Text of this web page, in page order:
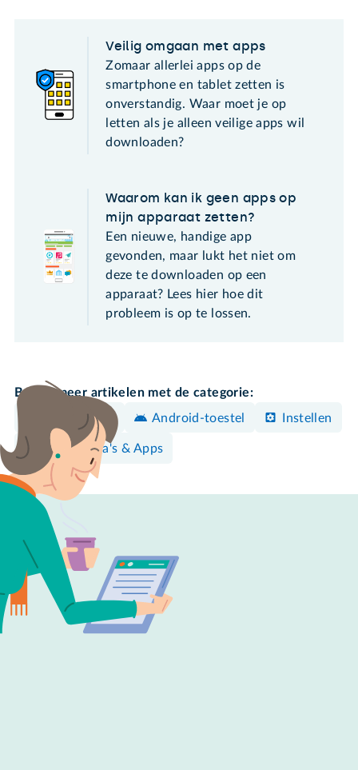
Veilig omgaan met apps
Zomaar allerlei apps op de
smartphone en tablet zetten is
onverstandig. Waar moet je op
letten als je alleen veilige apps wil
downloaden?
Waarom kan ik geen apps op
mijn apparaat zetten?
Een nieuwe, handige app
gevonden, maar lukt het niet om
deze te downloaden op een
apparaat? Lees hier hoe dit
probleem is op te lossen.
Bekijk meer artikelen met de categorie:
iPhone/iPad
Android-toestel Instellen
Programma's & Apps